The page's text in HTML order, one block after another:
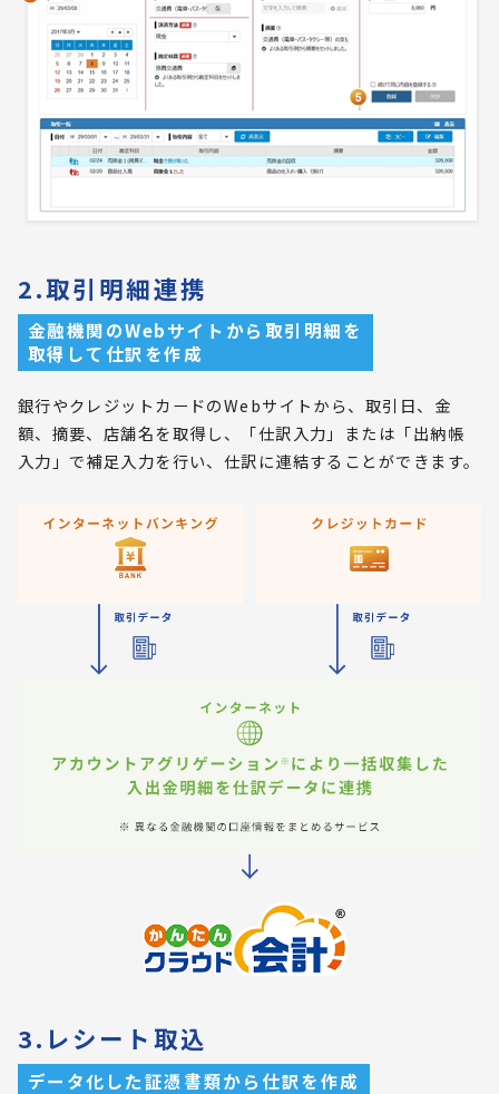
2.取引明細連携
金融機関のWebサイトから取引明細を
取得して仕訳を作成
銀行やクレジットカードのWebサイトから、取引日、金
額、摘要、店舗名を取得し、「仕訳入力」または「出納帳
入力」で補足入力を行い、仕訳に連結することができます。
3.レシート取込
データ化した証憑書類から仕訳を作成